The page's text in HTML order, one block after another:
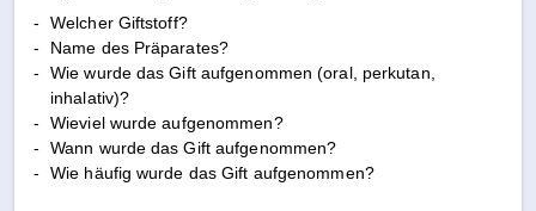
-
Welcher Giftstoff?
-
Name des Präparates?
-
Wie wurde das Gift aufgenommen (oral, perkutan,
inhalativ)?
-
Wieviel wurde aufgenommen?
-
Wann wurde das Gift aufgenommen?
-
Wie häufig wurde das Gift aufgenommen?